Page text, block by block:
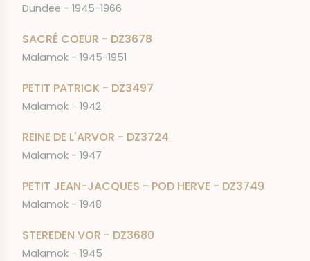
Dundee - 1945-1966
SACRÉ COEUR - DZ3678
Malamok - 1945-1951
PETIT PATRICK - DZ3497
Malamok - 1942
REINE DE L'ARVOR - DZ3724
Malamok - 1947
PETIT JEAN-JACQUES - POD HERVE - DZ3749
Malamok - 1948
STEREDEN VOR - DZ3680
Malamok - 1945